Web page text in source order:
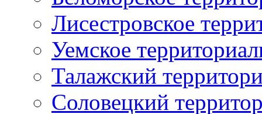
Лисестровское
Уемское
Талажский
Соловецкий